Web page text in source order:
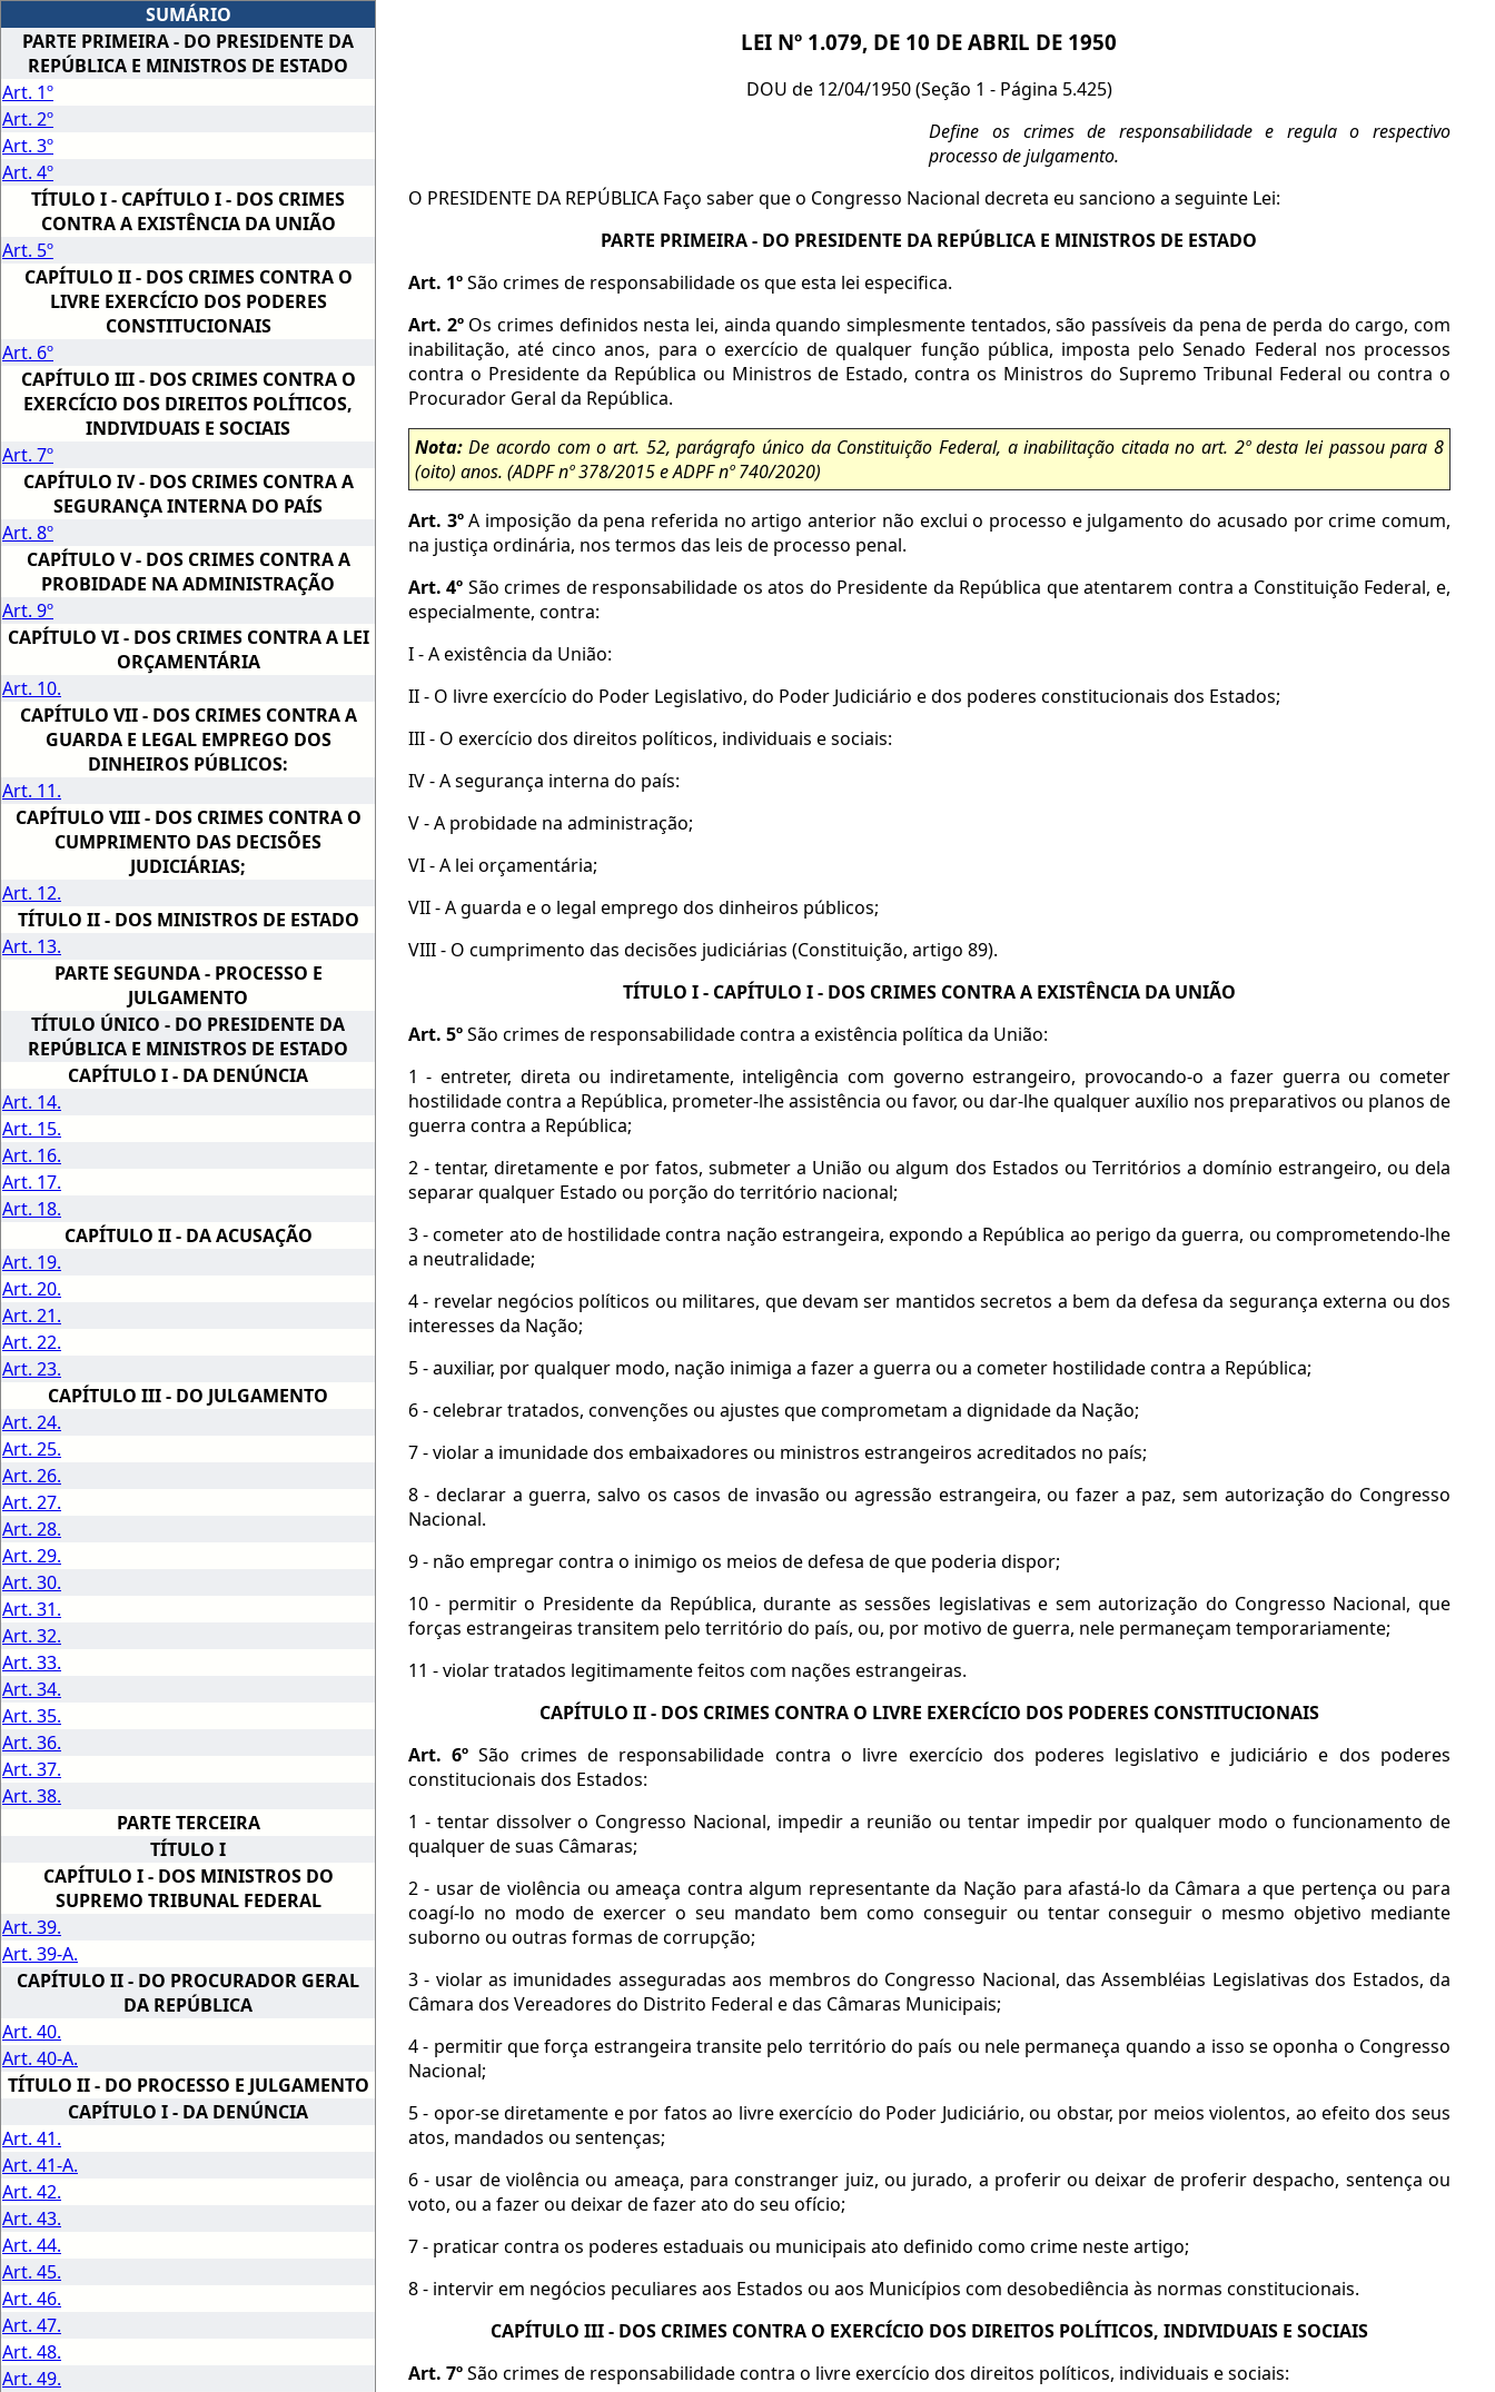
SUMÁRIO
PARTE PRIMEIRA - DO PRESIDENTE DA
REPÚBLICA E MINISTROS DE ESTADO
Art. 1º
Art. 2º
Art. 3º
Art. 4º
TÍTULO I - CAPÍTULO I - DOS CRIMES
CONTRA A EXISTÊNCIA DA UNIÃO
Art. 5º
CAPÍTULO II - DOS CRIMES CONTRA O
LIVRE EXERCÍCIO DOS PODERES
CONSTITUCIONAIS
Art. 6º
CAPÍTULO III - DOS CRIMES CONTRA O
EXERCÍCIO DOS DIREITOS POLÍTICOS,
INDIVIDUAIS E SOCIAIS
Art. 7º
CAPÍTULO IV - DOS CRIMES CONTRA A
SEGURANÇA INTERNA DO PAÍS
Art. 8º
CAPÍTULO V - DOS CRIMES CONTRA A
PROBIDADE NA ADMINISTRAÇÃO
Art. 9º
CAPÍTULO VI - DOS CRIMES CONTRA A LEI
ORÇAMENTÁRIA
Art. 10.
CAPÍTULO VII - DOS CRIMES CONTRA A
GUARDA E LEGAL EMPREGO DOS
DINHEIROS PÚBLICOS:
Art. 11.
CAPÍTULO VIII - DOS CRIMES CONTRA O
CUMPRIMENTO DAS DECISÕES
JUDICIÁRIAS;
Art. 12.
TÍTULO II - DOS MINISTROS DE ESTADO
Art. 13.
PARTE SEGUNDA - PROCESSO E
JULGAMENTO
TÍTULO ÚNICO - DO PRESIDENTE DA
REPÚBLICA E MINISTROS DE ESTADO
CAPÍTULO I - DA DENÚNCIA
Art. 14.
Art. 15.
Art. 16.
Art. 17.
Art. 18.
CAPÍTULO II - DA ACUSAÇÃO
Art. 19.
Art. 20.
Art. 21.
Art. 22.
Art. 23.
CAPÍTULO III - DO JULGAMENTO
Art. 24.
Art. 25.
Art. 26.
Art. 27.
Art. 28.
Art. 29.
Art. 30.
Art. 31.
Art. 32.
Art. 33.
Art. 34.
Art. 35.
Art. 36.
Art. 37.
Art. 38.
PARTE TERCEIRA
TÍTULO I
CAPÍTULO I - DOS MINISTROS DO
SUPREMO TRIBUNAL FEDERAL
Art. 39.
Art. 39-A.
CAPÍTULO II - DO PROCURADOR GERAL
DA REPÚBLICA
Art. 40.
Art. 40-A.
TÍTULO II - DO PROCESSO E JULGAMENTO
CAPÍTULO I - DA DENÚNCIA
Art. 41.
Art. 41-A.
Art. 42.
Art. 43.
Art. 44.
Art. 45.
Art. 46.
Art. 47.
Art. 48.
Art. 49.
LEI Nº 1.079, DE 10 DE ABRIL DE 1950
DOU de 12/04/1950 (Seção 1 - Página 5.425)
Define os crimes de responsabilidade e regula o respectivo
processo de julgamento.
O PRESIDENTE DA REPÚBLICA Faço saber que o Congresso Nacional decreta eu sanciono a seguinte Lei:
PARTE PRIMEIRA - DO PRESIDENTE DA REPÚBLICA E MINISTROS DE ESTADO
Art. 1ºSão crimes de responsabilidade os que esta lei especifica.
Art. 2ºOs crimes definidos nesta lei, ainda quando simplesmente tentados, são passíveis da pena de perda do cargo, com
inabilitação, até cinco anos, para o exercício de qualquer função pública, imposta pelo Senado Federal nos processos
contra o Presidente da República ou Ministros de Estado, contra os Ministros do Supremo Tribunal Federal ou contra o
Procurador Geral da República.
Nota:De acordo com o art. 52, parágrafo único da Constituição Federal, a inabilitação citada no art. 2º desta lei passou para 8
(oito) anos. (ADPF nº 378/2015 e ADPF nº 740/2020)
Art. 3ºA imposição da pena referida no artigo anterior não exclui o processo e julgamento do acusado por crime comum,
na justiça ordinária, nos termos das leis de processo penal.
Art. 4º São crimes de responsabilidade os atos do Presidente da República que atentarem contra a Constituição Federal, e,
especialmente, contra:
I - A existência da União:
II - O livre exercício do Poder Legislativo, do Poder Judiciário e dos poderes constitucionais dos Estados;
III - O exercício dos direitos políticos, individuais e sociais:
IV - A segurança interna do país:
V - A probidade na administração;
VI - A lei orçamentária;
VII - A guarda e o legal emprego dos dinheiros públicos;
VIII - O cumprimento das decisões judiciárias (Constituição, artigo 89).
TÍTULO I - CAPÍTULO I - DOS CRIMES CONTRA A EXISTÊNCIA DA UNIÃO
Art. 5ºSão crimes de responsabilidade contra a existência política da União:
1 - entreter, direta ou indiretamente, inteligência com governo estrangeiro, provocando-o a fazer guerra ou cometer
hostilidade contra a República, prometer-lhe assistência ou favor, ou dar-lhe qualquer auxílio nos preparativos ou planos de
guerra contra a República;
2 - tentar, diretamente e por fatos, submeter a União ou algum dos Estados ou Territórios a domínio estrangeiro, ou dela
separar qualquer Estado ou porção do território nacional;
3 - cometer ato de hostilidade contra nação estrangeira, expondo a República ao perigo da guerra, ou comprometendo-lhe
a neutralidade;
4 - revelar negócios políticos ou militares, que devam ser mantidos secretos a bem da defesa da segurança externa ou dos
interesses da Nação;
5 - auxiliar, por qualquer modo, nação inimiga a fazer a guerra ou a cometer hostilidade contra a República;
6 - celebrar tratados, convenções ou ajustes que comprometam a dignidade da Nação;
7 - violar a imunidade dos embaixadores ou ministros estrangeiros acreditados no país;
8 - declarar a guerra, salvo os casos de invasão ou agressão estrangeira, ou fazer a paz, sem autorização do Congresso
Nacional.
9 - não empregar contra o inimigo os meios de defesa de que poderia dispor;
10 - permitir o Presidente da República, durante as sessões legislativas e sem autorização do Congresso Nacional, que
forças estrangeiras transitem pelo território do país, ou, por motivo de guerra, nele permaneçam temporariamente;
11 - violar tratados legitimamente feitos com nações estrangeiras.
CAPÍTULO II - DOS CRIMES CONTRA O LIVRE EXERCÍCIO DOS PODERES CONSTITUCIONAIS
Art. 6º São crimes de responsabilidade contra o livre exercício dos poderes legislativo e judiciário e dos poderes
constitucionais dos Estados:
1 - tentar dissolver o Congresso Nacional, impedir a reunião ou tentar impedir por qualquer modo o funcionamento de
qualquer de suas Câmaras;
2 - usar de violência ou ameaça contra algum representante da Nação para afastá-lo da Câmara a que pertença ou para
coagí-lo no modo de exercer o seu mandato bem como conseguir ou tentar conseguir o mesmo objetivo mediante
suborno ou outras formas de corrupção;
3 - violar as imunidades asseguradas aos membros do Congresso Nacional, das Assembléias Legislativas dos Estados, da
Câmara dos Vereadores do Distrito Federal e das Câmaras Municipais;
4 - permitir que força estrangeira transite pelo território do país ou nele permaneça quando a isso se oponha o Congresso
Nacional;
5 - opor-se diretamente e por fatos ao livre exercício do Poder Judiciário, ou obstar, por meios violentos, ao efeito dos seus
atos, mandados ou sentenças;
6 - usar de violência ou ameaça, para constranger juiz, ou jurado, a proferir ou deixar de proferir despacho, sentença ou
voto, ou a fazer ou deixar de fazer ato do seu ofício;
7 - praticar contra os poderes estaduais ou municipais ato definido como crime neste artigo;
8 - intervir em negócios peculiares aos Estados ou aos Municípios com desobediência às normas constitucionais.
CAPÍTULO III - DOS CRIMES CONTRA O EXERCÍCIO DOS DIREITOS POLÍTICOS, INDIVIDUAIS E SOCIAIS
Art. 7ºSão crimes de responsabilidade contra o livre exercício dos direitos políticos, individuais e sociais: